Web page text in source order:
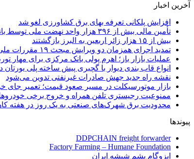
آخرین اخبار
افزایش پلکانی تعرفه بهای برق کشاورزی لغو شد
تأمین مالی بیش از ۳۹۶ هزار واحد نهضت ملی توسط بانک مسکن
بیش از ۱۵ هزار زائر اربعین به البرز بازگشتند
تمدید اجرای همزمان دو ویرایش مبحث ۱۹ مقررات ملی ساختمان تا پایان سال
عملیات بازار باز؛ اهرم پولی بانک مرکزی برای مهار
انواع قاب بندی دیوار با گچبری پیش ساخته پلی
نقشه راه جدید جهش صادرات غیرنفتی تدوین می‌شود
بازار موتورسیکلت در مسیر صعود قیمت؛ تعمیر جای
ممنوعیت رجیستری تلفن همراه و خروج برخی خودروها
محدودیت برق شهرک‌های صنعتی به یک روز در هفته
پیوندها
DDPCHAIN freight forwarder
Factory Farming – Humane Foundation
ایزوگام پشم شیشه ایران